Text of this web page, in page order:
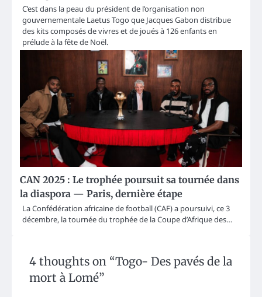
C’est dans la peau du président de l’organisation non
gouvernementale Laetus Togo que Jacques Gabon distribue
des kits composés de vivres et de joués à 126 enfants en
prélude à la fête de Noël.
CAN 2025 : Le trophée poursuit sa tournée dans
la diaspora — Paris, dernière étape
La Confédération africaine de football (CAF) a poursuivi, ce 3
décembre, la tournée du trophée de la Coupe d’Afrique des…
4 thoughts on “Togo- Des pavés de la
mort à Lomé”